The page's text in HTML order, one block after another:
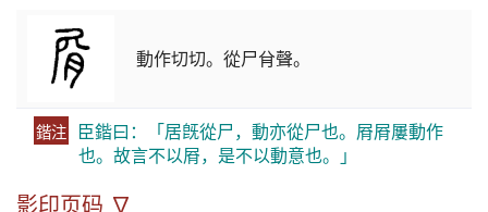
動作切切。從尸䏌聲。
鍇注 臣鍇曰：「居旣從尸，動亦從尸也。㞕㞕屢動作
也。故言不以㞕，是不以動意也。」
影印页码 ∇